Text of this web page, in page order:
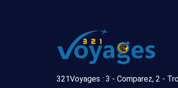
321Voyages : 3 - Comparez, 2 -